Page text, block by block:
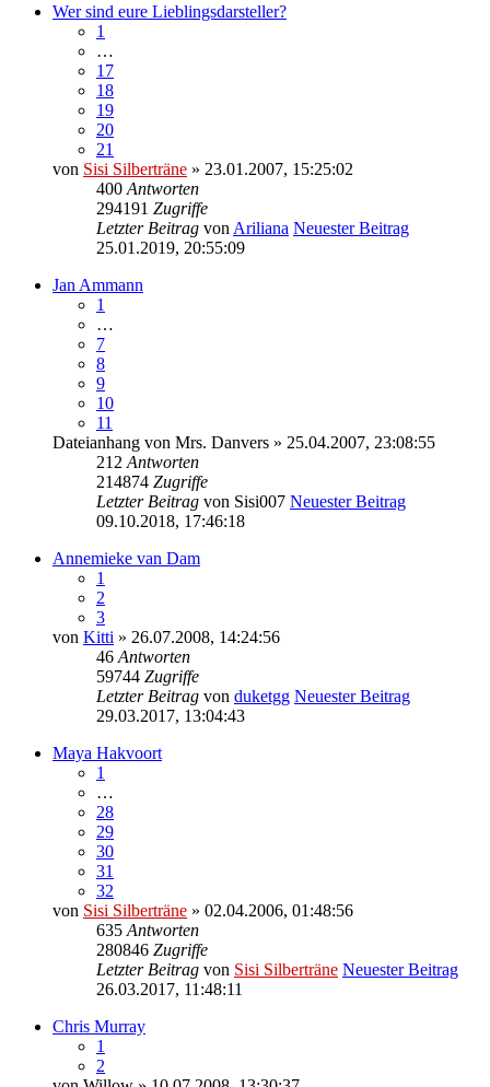
Wer sind eure Lieblingsdarsteller?
1
…
17
18
19
20
21
von Sisi Silberträne » 23.01.2007, 15:25:02
400 Antworten
294191 Zugriffe
Letzter Beitrag von Ariliana Neuester Beitrag
25.01.2019, 20:55:09
Jan Ammann
1
…
7
8
9
10
11
Dateianhang von Mrs. Danvers » 25.04.2007, 23:08:55
212 Antworten
214874 Zugriffe
Letzter Beitrag von Sisi007 Neuester Beitrag
09.10.2018, 17:46:18
Annemieke van Dam
1
2
3
von Kitti » 26.07.2008, 14:24:56
46 Antworten
59744 Zugriffe
Letzter Beitrag von duketgg Neuester Beitrag
29.03.2017, 13:04:43
Maya Hakvoort
1
…
28
29
30
31
32
von Sisi Silberträne » 02.04.2006, 01:48:56
635 Antworten
280846 Zugriffe
Letzter Beitrag von Sisi Silberträne Neuester Beitrag
26.03.2017, 11:48:11
Chris Murray
1
2